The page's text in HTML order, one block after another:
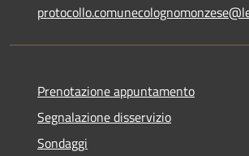
Prenotazione appuntamento
Segnalazione disservizio
Sondaggi